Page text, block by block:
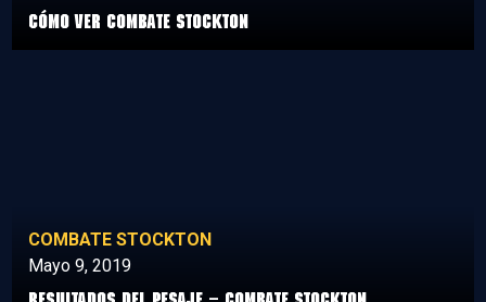
Cómo ver Combate Stockton
COMBATE STOCKTON
Mayo 9, 2019